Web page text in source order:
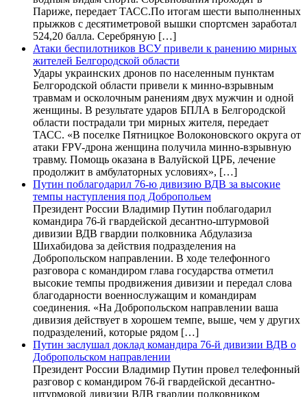
Париже, передает ТАСС.По итогам шести выполненных
прыжков с десятиметровой вышки спортсмен заработал
524,20 балла. Серебряную […]
Атаки беспилотников ВСУ привели к ранению мирных
жителей Белгородской области
Удары украинских дронов по населенным пунктам
Белгородской области привели к минно-взрывным
травмам и осколочным ранениям двух мужчин и одной
женщины. В результате ударов БПЛА в Белгородской
области пострадали три мирных жителя, передает
ТАСС. «В поселке Пятницкое Волоконовского округа от
атаки FPV-дрона женщина получила минно-взрывную
травму. Помощь оказана в Валуйской ЦРБ, лечение
продолжит в амбулаторных условиях», […]
Путин поблагодарил 76-ю дивизию ВДВ за высокие
темпы наступления под Добропольем
Президент России Владимир Путин поблагодарил
командира 76-й гвардейской десантно-штурмовой
дивизии ВДВ гвардии полковника Абдулазиза
Шихабидова за действия подразделения на
Добропольском направлении. В ходе телефонного
разговора с командиром глава государства отметил
высокие темпы продвижения дивизии и передал слова
благодарности военнослужащим и командирам
соединения. «На Добропольском направлении ваша
дивизия действует в хорошем темпе, выше, чем у других
подразделений, которые рядом […]
Путин заслушал доклад командира 76-й дивизии ВДВ о
Добропольском направлении
Президент России Владимир Путин провел телефонный
разговор с командиром 76-й гвардейской десантно-
штурмовой дивизии ВДВ гвардии полковником